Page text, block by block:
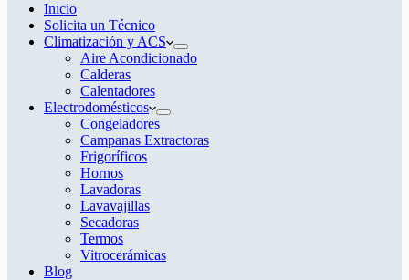
Inicio
Solicita un Técnico
Climatización y ACS
Aire Acondicionado
Calderas
Calentadores
Electrodomésticos
Congeladores
Campanas Extractoras
Frigoríficos
Hornos
Lavadoras
Lavavajillas
Secadoras
Termos
Vitrocerámicas
Blog